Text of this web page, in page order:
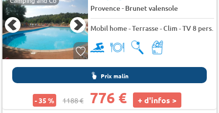
Provence- Brunet valensole
Mobil home - Terrasse - Clim - TV 8 pers.
Prix malin
- 35 % 1188 € 776 € + d'infos >